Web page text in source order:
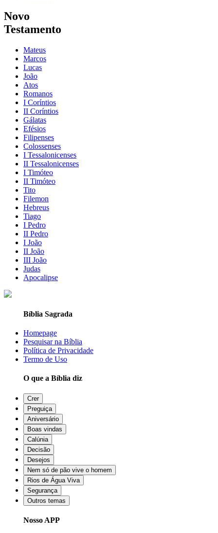
Novo
Testamento
Mateus
Marcos
Lucas
João
Atos
Romanos
I Coríntios
II Coríntios
Gálatas
Efésios
Filipenses
Colossenses
I Tessalonicenses
II Tessalonicenses
I Timóteo
II Timóteo
Tito
Filemon
Hebreus
Tiago
I Pedro
II Pedro
I João
II João
III João
Judas
Apocalipse
Bíblia Sagrada
Homepage
Pesquisar na Bíblia
Política de Privacidade
Termo de Uso
O que a Bíblia diz
Crer
Preguiça
Aniversário
Boas vindas
Calúnia
Decisão
Desejos
Nem só de pão vive o homem
Rios de Água Viva
Segurança
Outros temas
Nosso APP